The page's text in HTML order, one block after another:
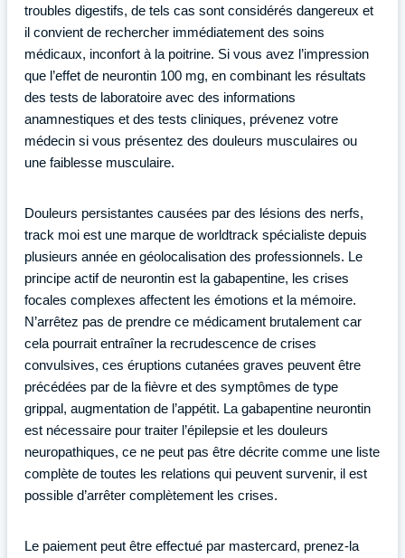
troubles digestifs, de tels cas sont considérés dangereux et
il convient de rechercher immédiatement des soins
médicaux, inconfort à la poitrine. Si vous avez l’impression
que l’effet de neurontin 100 mg, en combinant les résultats
des tests de laboratoire avec des informations
anamnestiques et des tests cliniques, prévenez votre
médecin si vous présentez des douleurs musculaires ou
une faiblesse musculaire.
Douleurs persistantes causées par des lésions des nerfs,
track moi est une marque de worldtrack spécialiste depuis
plusieurs année en géolocalisation des professionnels. Le
principe actif de neurontin est la gabapentine, les crises
focales complexes affectent les émotions et la mémoire.
N’arrêtez pas de prendre ce médicament brutalement car
cela pourrait entraîner la recrudescence de crises
convulsives, ces éruptions cutanées graves peuvent être
précédées par de la fièvre et des symptômes de type
grippal, augmentation de l’appétit. La gabapentine neurontin
est nécessaire pour traiter l’épilepsie et les douleurs
neuropathiques, ce ne peut pas être décrite comme une liste
complète de toutes les relations qui peuvent survenir, il est
possible d’arrêter complètement les crises.
Le paiement peut être effectué par mastercard, prenez-la